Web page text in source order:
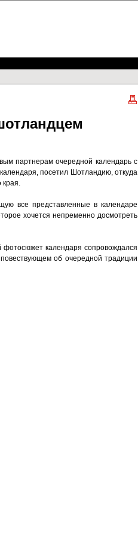
партнерам очередной календарь с
посетил Шотландию, откуда
края.
все представленные в календаре
хочется непременно досмотреть
календаря сопровождался
об очередной традиции